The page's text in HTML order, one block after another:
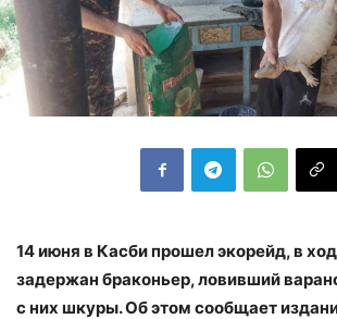
14 июня в Касби прошел экорейд, в
задержан браконьер, ловивший
с них шкуры. Об этом сообщает